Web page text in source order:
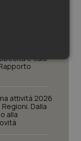
a 39,3
e cala
attività 2026
Dalla
alla